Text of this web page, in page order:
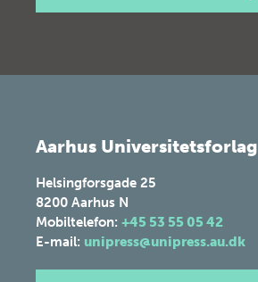
Aarhus Universitetsforlag
Helsingforsgade 25
8200 Aarhus N
Mobiltelefon: +45 53 55 05 42
E-mail: unipress@unipress.au.dk